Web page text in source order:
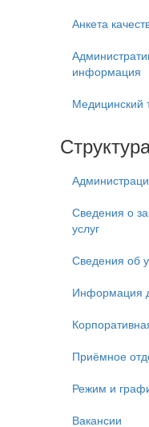
Анкета
информация
Медицинский
Сведения о
услуг
Сведения об
Информация
Приёмное
Режим и
Вакансии